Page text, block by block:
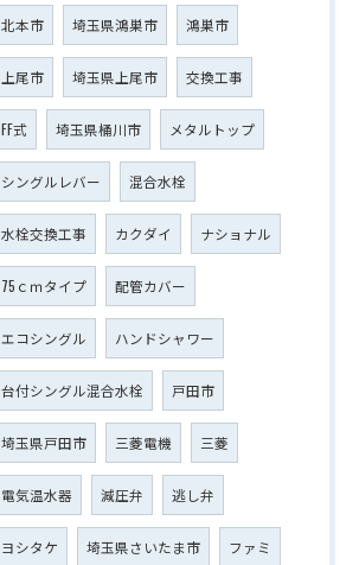
北本市 埼玉県鴻巣市 鴻巣市
上尾市 埼玉県上尾市 交換工事
FF式 埼玉県桶川市 メタルトップ
シングルレバー 混合水栓
水栓交換工事 カクダイ ナショナル
75ｃｍタイプ 配管カバー
エコシングル ハンドシャワー
台付シングル混合水栓 戸田市
埼玉県戸田市 三菱電機 三菱
電気温水器 減圧弁 逃し弁
ヨシタケ 埼玉県さいたま市 ファミ